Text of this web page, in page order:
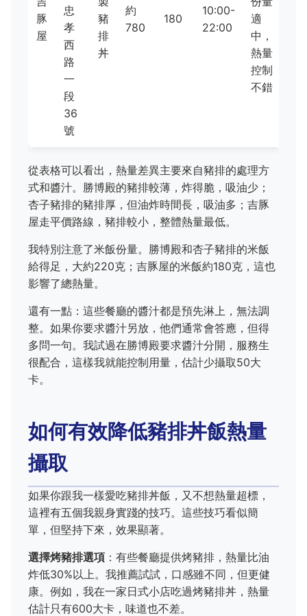
豚
屋
忠
孝
西
路
一
段
36
號
豬
排
丼
約
780
180
10:00-
22:00
適
中，
熱量
控制
不錯
從表格可以看出，熱量差異主要來自豬排的處理方
式和醬汁。勝博殿的豬排較薄，炸得脆，吸油少；
杏子豬排的豬排厚，但油炸時間長，吸油多；吉豚
屋走平價路線，豬排較小，整體熱量最低。
我特別注意了米飯份量。勝博殿和杏子豬排的米飯
給得足，大約220克；吉豚屋的米飯約180克，這也
影響了總熱量。
還有一點：這些餐廳的醬汁都是預先淋上，無法調
整。如果你要求醬汁另放，他們通常會答應，但得
多問一句。我試過在勝博殿要求醬汁分開，服務生
很配合，這樣我就能控制用量，估計少攝取50大
卡。
如何有效降低豬排丼飯熱量
攝取
如果你跟我一樣愛吃豬排丼飯，又不想熱量超標，
這裡有五個我親身實踐的技巧。這些技巧看似簡
單，但堅持下來，效果顯著。
選擇烤豬排選項 ：有些餐廳提供烤豬排，熱量比油
炸低30%以上。我推薦試試，口感雖不同，但更健
康。例如，我在一家日式小店吃過烤豬排丼，熱量
估計只有600大卡，味道也不差。